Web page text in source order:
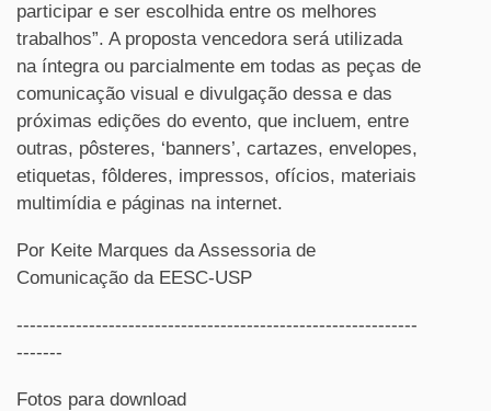
participar e ser escolhida entre os melhores
trabalhos”. A proposta vencedora será utilizada
na íntegra ou parcialmente em todas as peças de
comunicação visual e divulgação dessa e das
próximas edições do evento, que incluem, entre
outras, pôsteres, ‘banners’, cartazes, envelopes,
etiquetas, fôlderes, impressos, ofícios, materiais
multimídia e páginas na internet.
Por Keite Marques da Assessoria de
Comunicação da EESC-USP
-------------------------------------------------------------
-------
Fotos para download